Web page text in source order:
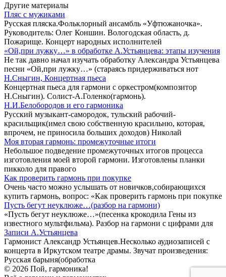
Другие материалы
Пляс с мужиками
Русская пляска.Фольклорный ансамбль «Уфтюжаночка».
Руководитель: Олег Коншин. Вологодская область, д.
Пожарище. Концерт народных исполнителей
«Ой,при лужку…» в обработке А.Устьянцева: этапы изучения
Не так давно начал изучать обработку Александра Устьянцева
песни «Ой,при лужку…» (стараясь придерживаться нот
Н.Сныгин, Концертная пьеса
Концертная пьеса для гармони с оркестром(композитор
Н.Сныгин). Солист-А.Голенко(гармонь).
Н.И.Белобородов и его гармоника
Русский музыкант-самородок, тульский рабочий-
красильщик(имел свою собственную красильню, которая,
впрочем, не приносила больших доходов) Николай
Моя вторая гармонь: промежуточные итоги
Небольшое подведение промежуточных итогов процесса
изготовления моей второй гармони. Изготовлены планки
пикколо для правого
Как проверить гармонь при покупке
Очень часто можно услышать от новичков,собирающихся
купить гармонь, вопрос: «Как проверить гармонь при покупке
Пусть бегут неуклюже…(разбор на гармони)
«Пусть бегут неуклюже…»(песенка крокодила Гены из
известного мультфильма). Разбор на гармони с цифрами для
Записи А.Устьянцева
Гармонист Александр Устьянцев.Несколько аудиозаписей с
концерта в Иркутском театре драмы. Звучат произведения:
Русская барыня(обработка
© 2026 Пой, гармоника!